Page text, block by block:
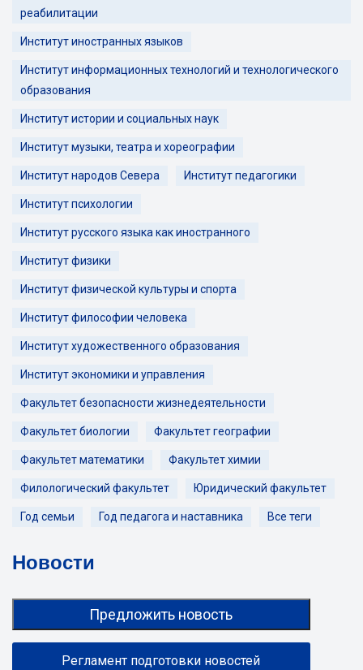
реабилитации
Институт иностранных языков
Институт информационных технологий и технологического
образования
Институт истории и социальных наук
Институт музыки, театра и хореографии
Институт народов Севера Институт педагогики
Институт психологии
Институт русского языка как иностранного
Институт физики
Институт физической культуры и спорта
Институт философии человека
Институт художественного образования
Институт экономики и управления
Факультет безопасности жизнедеятельности
Факультет биологии Факультет географии
Факультет математики Факультет химии
Филологический факультет Юридический факультет
Год семьи Год педагога и наставника Все теги
Новости
Предложить новость
Регламент подготовки новостей